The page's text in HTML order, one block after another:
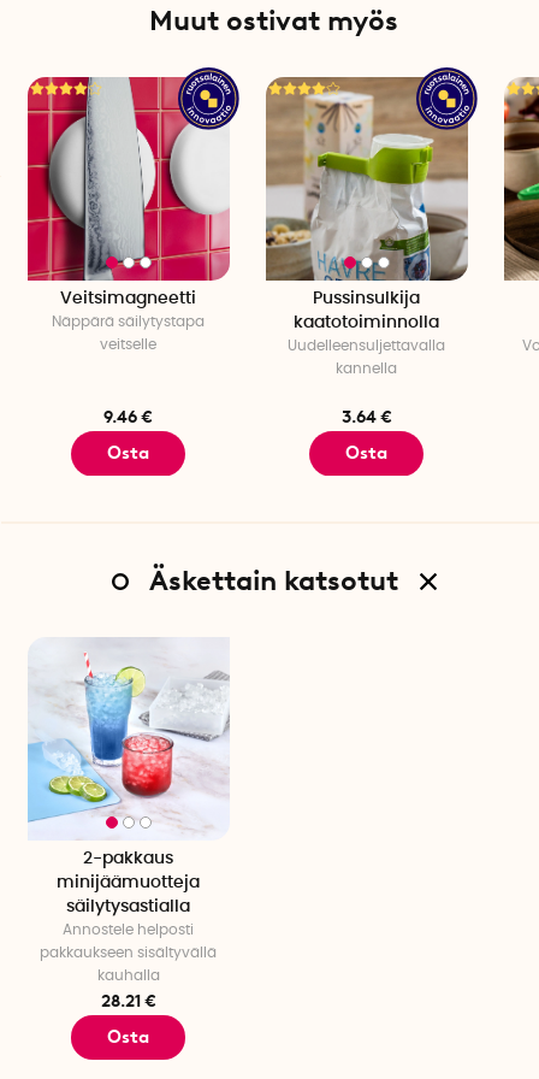
Muut ostivat myös
Veitsimagneetti
Näppärä säilytystapa
veitselle
9.46 €
Osta
Pussinsulkija
kaatotoiminnolla
Uudelleensuljettavalla
kannella
3.64 €
Osta
Äskettain katsotut
2-pakkaus
minijäämuotteja
säilytysastialla
Annostele helposti
pakkaukseen sisältyvällä
kauhalla
28.21 €
Osta